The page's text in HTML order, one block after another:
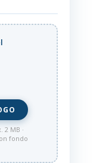
2 MB ·
fondo